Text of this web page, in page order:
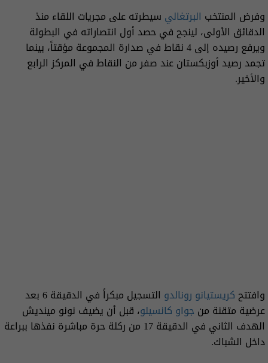
وفرض المنتخب البرتغالي سيطرته على مجريات اللقاء منذ
الدقائق الأولى، لينجح في حصد أول انتصاراته في البطولة
ويرفع رصيده إلى 4 نقاط في صدارة المجموعة مؤقتاً، بينما
تجمد رصيد أوزبكستان عند صفر من النقاط في المركز الرابع
والأخير.
وافتتح كريستيانو رونالدو
التسجيل مبكراً في الدقيقة 6 بعد
عرضية متقنة من جواو كانسيلو، قبل أن يضيف نونو مينديش
الهدف الثاني في الدقيقة 17 من ركلة حرة مباشرة نفذها ببراعة
داخل الشباك.